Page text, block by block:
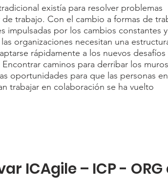
existía para resolver problemas
trabajo. Con el cambio a formas de
impulsadas por los cambios constantes y
organizaciones necesitan una
rápidamente a los nuevos desafíos
caminos para derribar los muros
oportunidades para que las personas en
trabajar en colaboración se ha vuelto
ICAgile – ICP -